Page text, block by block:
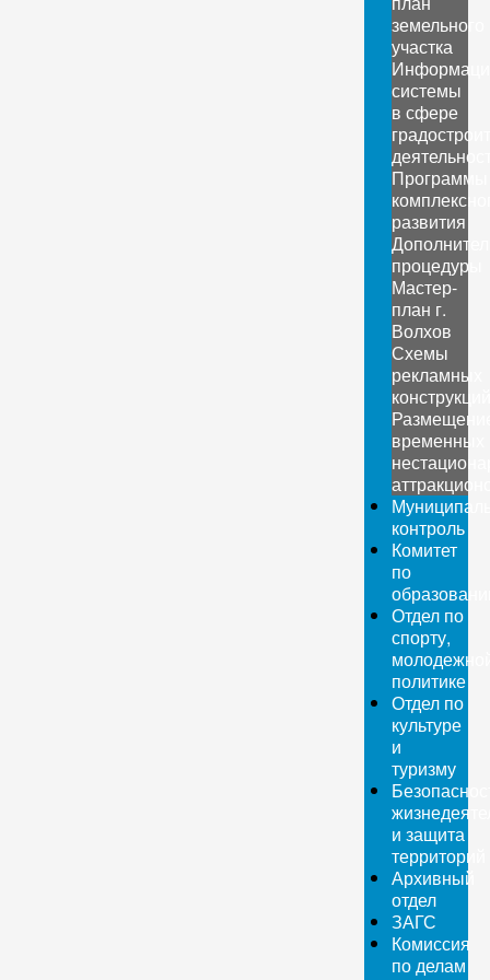
земельного
участка
системы
в сфере
Программы
развития
процедуры
Мастер-
план г.
Волхов
Схемы
рекламных
конструкций
временных
контроль
Комитет
по
Отдел по
спорту,
политике
Отдел по
культуре
и
туризму
и защита
территорий
Архивный
отдел
ЗАГС
Комиссия
по делам